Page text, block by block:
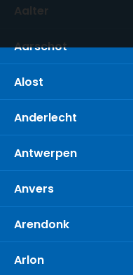
Aalter
Aarschot
Alost
Anderlecht
Antwerpen
Anvers
Arendonk
Arlon